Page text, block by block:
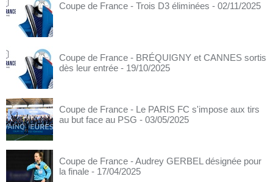
Coupe de France - Trois D3 éliminées - 02/11/2025
Coupe de France - BRÉQUIGNY et CANNES sortis
dès leur entrée - 19/10/2025
Coupe de France - Le PARIS FC s'impose aux tirs
au but face au PSG - 03/05/2025
Coupe de France - Audrey GERBEL désignée pour
la finale - 17/04/2025